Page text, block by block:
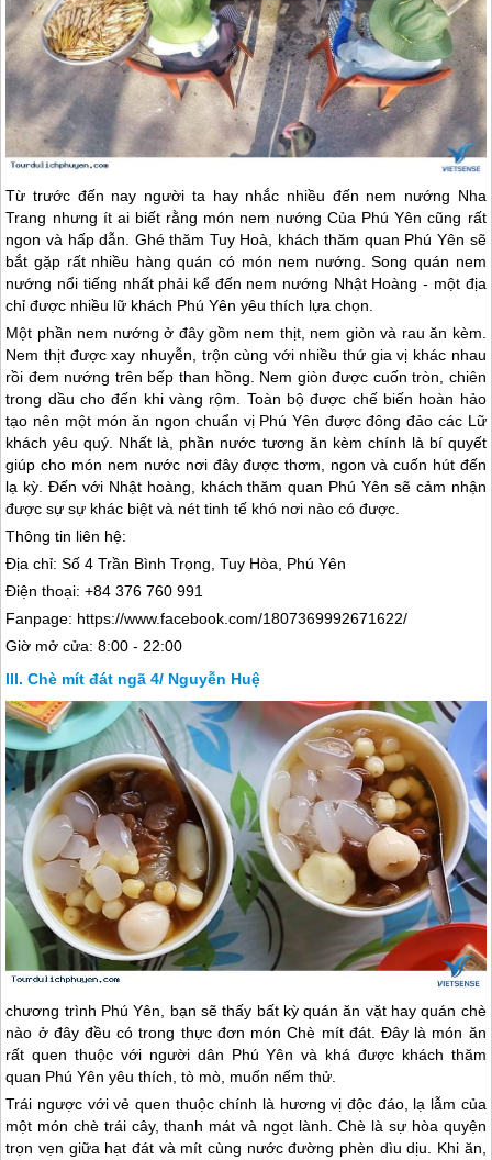
Từ trước đến nay người ta hay nhắc nhiều đến nem nướng Nha
Trang nhưng ít ai biết rằng món nem nướng Của Phú Yên cũng rất
ngon và hấp dẫn. Ghé thăm Tuy Hoà, khách thăm quan Phú Yên sẽ
bắt gặp rất nhiều hàng quán có món nem nướng. Song quán nem
nướng nổi tiếng nhất phải kể đến nem nướng Nhật Hoàng - một địa
chỉ được nhiều lữ khách Phú Yên yêu thích lựa chọn.
Một phần nem nướng ở đây gồm nem thịt, nem giòn và rau ăn kèm.
Nem thịt được xay nhuyễn, trộn cùng với nhiều thứ gia vị khác nhau
rồi đem nướng trên bếp than hồng. Nem giòn được cuốn tròn, chiên
trong dầu cho đến khi vàng rộm. Toàn bộ được chế biến hoàn hảo
tạo nên một món ăn ngon chuẩn vị Phú Yên được đông đảo các Lữ
khách yêu quý. Nhất là, phần nước tương ăn kèm chính là bí quyết
giúp cho món nem nước nơi đây được thơm, ngon và cuốn hút đến
lạ kỳ. Đến với Nhật hoàng, khách thăm quan Phú Yên sẽ cảm nhận
được sự sự khác biệt và nét tinh tế khó nơi nào có được.
Thông tin liên hệ:
Địa chỉ: Số 4 Trần Bình Trọng, Tuy Hòa, Phú Yên
Điện thoại: +84 376 760 991
Fanpage: https://www.facebook.com/1807369992671622/
Giờ mở cửa: 8:00 - 22:00
Chè mít đát ngã 4/ Nguyễn Huệ
chương trình Phú Yên, bạn sẽ thấy bất kỳ quán ăn vặt hay quán chè
nào ở đây đều có trong thực đơn món Chè mít đát. Đây là món ăn
rất quen thuộc với người dân Phú Yên và khá được khách thăm
quan Phú Yên yêu thích, tò mò, muốn nếm thử.
Trái ngược với vẻ quen thuộc chính là hương vị độc đáo, lạ lẫm của
một món chè trái cây, thanh mát và ngọt lành. Chè là sự hòa quyện
trọn vẹn giữa hạt đát và mít cùng nước đường phèn dìu dịu. Khi ăn,